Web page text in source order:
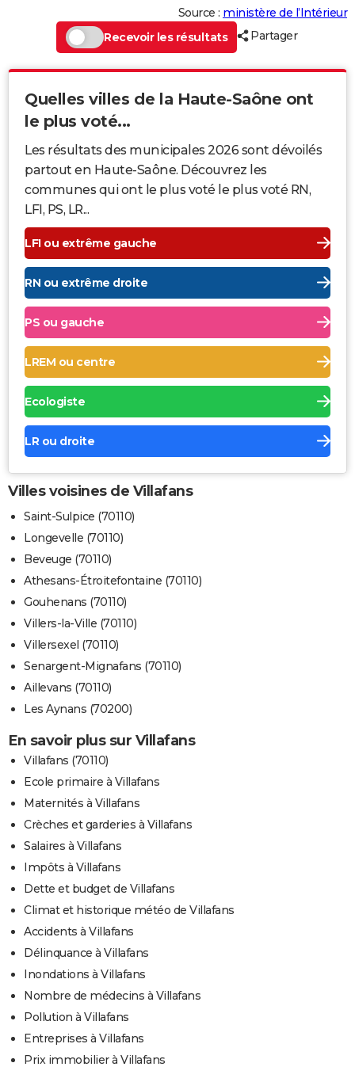
Source : ministère de l’Intérieur
Recevoir les résultats
Partager
Quelles villes de la Haute-Saône ont
le plus voté...
Les résultats des municipales 2026 sont dévoilés
partout en Haute-Saône. Découvrez les
communes qui ont le plus voté le plus voté RN,
LFI, PS, LR...
LFI ou extrême gauche
RN ou extrême droite
PS ou gauche
LREM ou centre
Ecologiste
LR ou droite
Villes voisines de Villafans
Saint-Sulpice (70110)
Longevelle (70110)
Beveuge (70110)
Athesans-Étroitefontaine (70110)
Gouhenans (70110)
Villers-la-Ville (70110)
Villersexel (70110)
Senargent-Mignafans (70110)
Aillevans (70110)
Les Aynans (70200)
En savoir plus sur Villafans
Villafans (70110)
Ecole primaire à Villafans
Maternités à Villafans
Crèches et garderies à Villafans
Salaires à Villafans
Impôts à Villafans
Dette et budget de Villafans
Climat et historique météo de Villafans
Accidents à Villafans
Délinquance à Villafans
Inondations à Villafans
Nombre de médecins à Villafans
Pollution à Villafans
Entreprises à Villafans
Prix immobilier à Villafans